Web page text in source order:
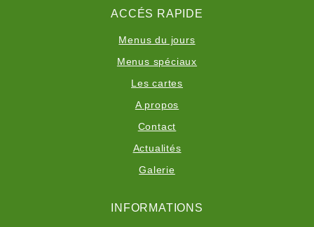
ACCÉS RAPIDE
Menus du jours
Menus spéciaux
Les cartes
A propos
Contact
Actualités
Galerie
INFORMATIONS